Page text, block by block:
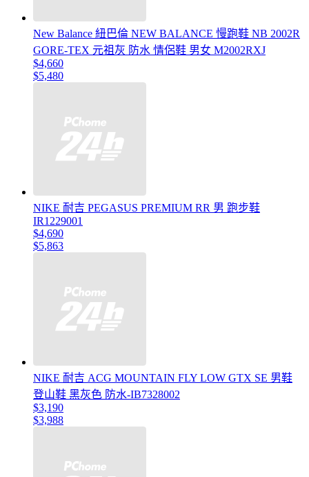
New Balance 紐巴倫 NEW BALANCE 慢跑鞋 NB 2002R
GORE-TEX 元祖灰 防水 情侶鞋 男女 M2002RXJ
$4,660
$5,480
NIKE 耐吉 PEGASUS PREMIUM RR 男 跑步鞋
IR1229001
$4,690
$5,863
NIKE 耐吉 ACG MOUNTAIN FLY LOW GTX SE 男鞋
登山鞋 黑灰色 防水-IB7328002
$3,190
$3,988